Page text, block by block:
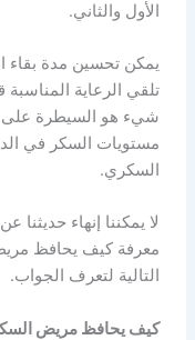
الأول والثاني.
يمكن تحسين مدة
تلقي الرعاية المناسبة
شيء هو السيطرة على
مستويات السكر في
السكري.
لا يمكننا إنهاء
معرفة كيف يحافظ
التالية لتعرف الجواب.
كيف يحافظ مريض